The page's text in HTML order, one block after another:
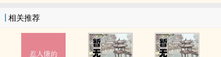
相关推荐